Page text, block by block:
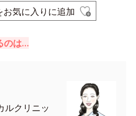
お気に入りに追加
のは…
ルクリニッ